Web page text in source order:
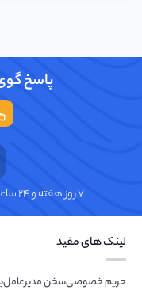
پاسخ
۷ روز هفته و ۲۴ ساعته پاسخگوی تیکت‌های شما هستیم.
لینک های مفید
حریم خصوصیسخن مدیرعامل